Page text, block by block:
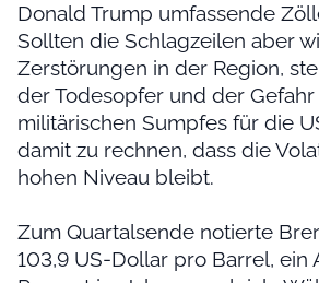
Donald Trump umfassende
Sollten die Schlagzeilen aber
Zerstörungen in der Region,
der Todesopfer und der Gefahr
militärischen Sumpfes für die
damit zu rechnen, dass die
hohen Niveau bleibt.
Zum Quartalsende notierte
103,9 US-Dollar pro Barrel, ein